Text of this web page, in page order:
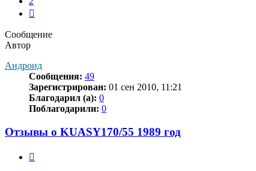
Сообщение
Автор
Андроид
Сообщения: 49
Зарегистрирован: 01 сен 2010, 11:21
Благодарил (а): 0
Поблагодарили: 0
Отзывы о KUASY170/55 1989 год